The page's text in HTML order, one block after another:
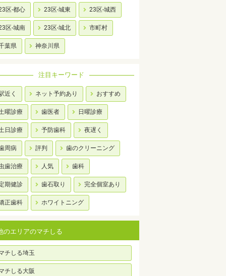
区-都心 23区-城東 23区-城西
区-城南 23区-城北 市町村
葉県 神奈川県
注目キーワード
近く ネット予約あり おすすめ
曜診療 歯医者 日曜診療
日診療 予防歯科 夜遅く
周病 評判 歯のクリーニング
歯治療 人気 歯科
期健診 歯石取り 完全個室あり
正歯科 ホワイトニング
のエリアのマチしる
チしる埼玉
チしる大阪